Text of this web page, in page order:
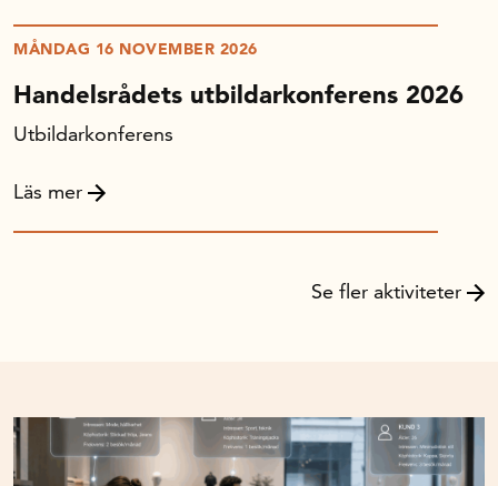
MÅNDAG 16 NOVEMBER 2026
Handelsrådets utbildarkonferens 2026
Utbildarkonferens
Läs mer
Se fler aktiviteter